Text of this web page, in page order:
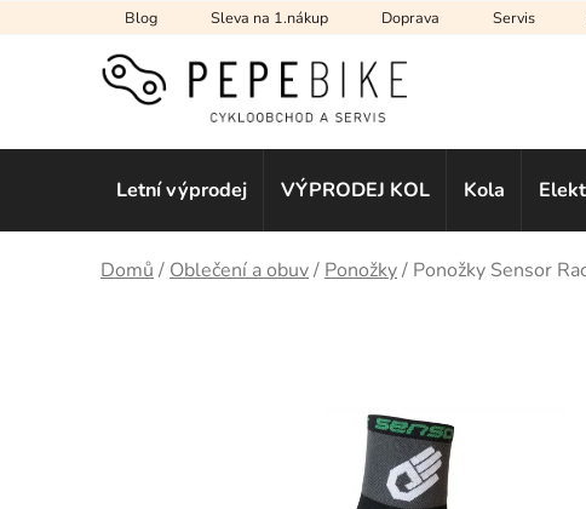
na
Blog Sleva na 1.nákup Doprava Servis
Letní výprodej VÝPRODEJ KOL Kola
Domů / Oblečení a obuv/ Ponožky/ Ponožky Sensor